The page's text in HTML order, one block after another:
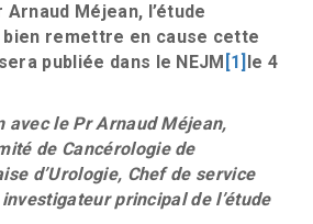
Méjean, l’étude
bien remettre en cause cette
publiée dans le NEJM [1] le 4
avec le Pr Arnaud Méjean,
de Cancérologie de
d’Urologie, Chef de service
investigateur principal de l’étude